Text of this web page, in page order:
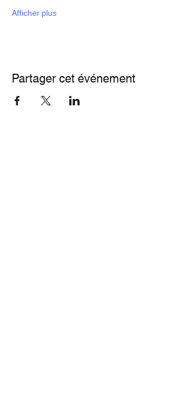
Afficher plus
Partager cet événement